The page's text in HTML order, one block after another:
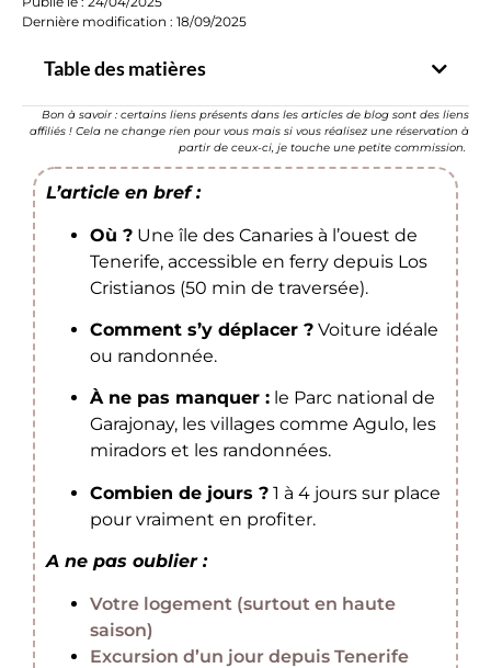
Dernière modification : 18/09/2025
Table des matières
Bon à savoir : certains liens présents dans les articles de blog sont des liens
affiliés ! Cela ne change rien pour vous mais si vous réalisez une réservation à
partir de ceux-ci, je touche une petite commission.
L’article en bref :
Où ? Une île des Canaries à l’ouest de
Tenerife, accessible en ferry depuis Los
Cristianos (50 min de traversée).
Comment s’y déplacer ? Voiture idéale
ou randonnée.
À ne pas manquer : le Parc national de
Garajonay, les villages comme Agulo, les
miradors et les randonnées.
Combien de jours ? 1 à 4 jours sur place
pour vraiment en profiter.
A ne pas oublier :
Votre logement (surtout en haute
saison)
Excursion d’un jour depuis Tenerife